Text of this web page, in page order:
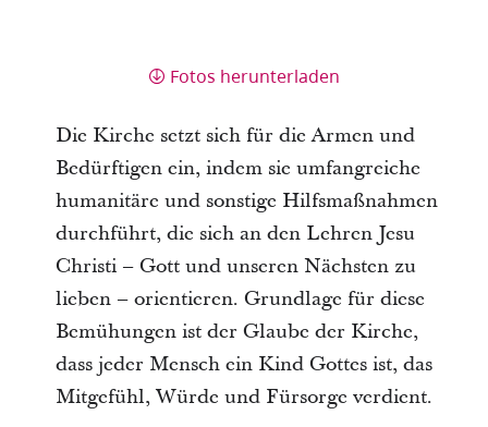
Fotos herunterladen
Die Kirche setzt sich für die Armen und
Bedürftigen ein, indem sie umfangreiche
humanitäre und sonstige Hilfsmaßnahmen
durchführt, die sich an den Lehren Jesu
Christi – Gott und unseren Nächsten zu
lieben – orientieren. Grundlage für diese
Bemühungen ist der Glaube der Kirche,
dass jeder Mensch ein Kind Gottes ist, das
Mitgefühl, Würde und Fürsorge verdient.